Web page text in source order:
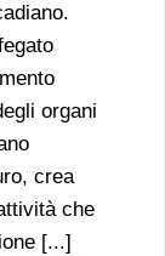
organi
crea
che
[...]